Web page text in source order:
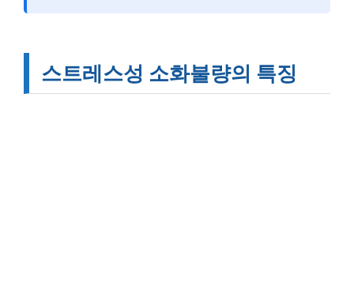
스트레스성 소화불량의 특징